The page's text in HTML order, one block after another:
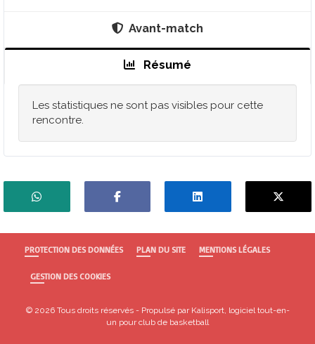
Avant-match
Résumé
Les statistiques ne sont pas visibles pour cette
rencontre.
PROTECTION DES DONNÉES PLAN DU SITE MENTIONS LÉGALES
GESTION DES COOKIES
© 2026 Tous droits réservés - Propulsé par Kalisport, logiciel tout-en-
un pour club de basketball